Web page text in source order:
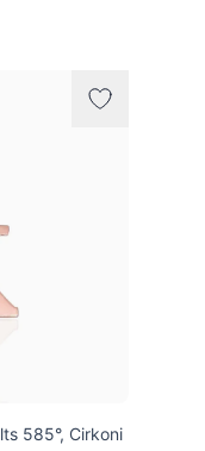
585°, Cirkoni